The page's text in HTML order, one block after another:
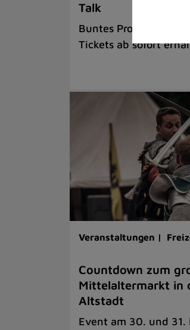
Talk
Buntes Programm an
Tickets ab sofort
Veranstaltungen |
Countdown zum
Mittelaltermarkt in
Altstadt
Event am 30. und